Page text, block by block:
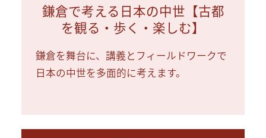
鎌倉で考える日本の中世【古都
を観る・歩く・楽しむ】
鎌倉を舞台に、講義とフィールドワークで
日本の中世を多面的に考えます。